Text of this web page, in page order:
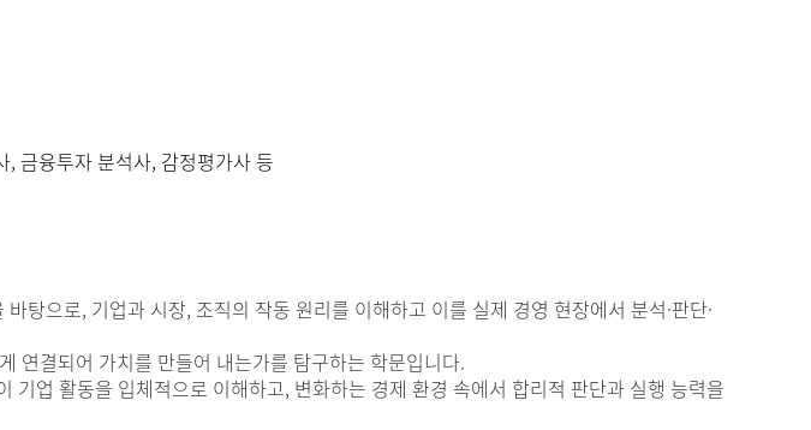
, 금융투자 분석사, 감정평가사 등
탕으로, 기업과 시장, 조직의 작동 원리를 이해하고 이를 실제 경영 현장에서 분석·판단·
연결되어 가치를 만들어 내는가를 탐구하는 학문입니다.
업 활동을 입체적으로 이해하고, 변화하는 경제 환경 속에서 합리적 판단과 실행 능력을